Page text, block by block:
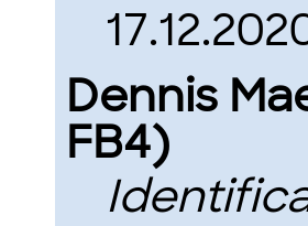
Dennis
FB4)